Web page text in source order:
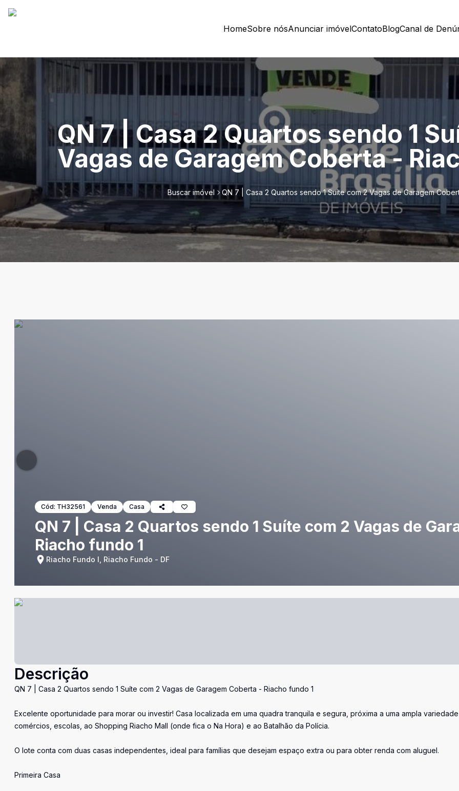
HomeSobre nósAnunciar imóvelContatoBlogCanal de
QN 7 | Casa 2 Quartos sendo 1
Vagas de Garagem Coberta -
Buscar imóvel QN 7 | Casa 2 Quartos sendo 1 Suíte com 2 Vagas de Garagem
Cód: TH32561 Venda Casa
QN 7 | Casa 2 Quartos sendo 1 Suíte com 2 Vagas de
Riacho fundo 1
Riacho Fundo I, Riacho Fundo - DF
Descrição
QN 7 | Casa 2 Quartos sendo 1 Suíte com 2 Vagas de Garagem Coberta - Riacho fundo 1
Excelente oportunidade para morar ou investir! Casa localizada em uma quadra tranquila e segura, próxima a uma ampla
comércios, escolas, ao Shopping Riacho Mall (onde fica o Na Hora) e ao Batalhão da Polícia.
O lote conta com duas casas independentes, ideal para famílias que desejam espaço extra ou para obter renda com aluguel.
Primeira Casa